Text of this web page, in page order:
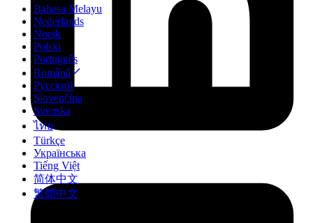
Bahasa Melayu
Nederlands
Norsk
Polski
Português
Română
Русский
Slovenčina
Svenska
ไทย
Türkçe
Українська
Tiếng Việt
简体中文
繁體中文